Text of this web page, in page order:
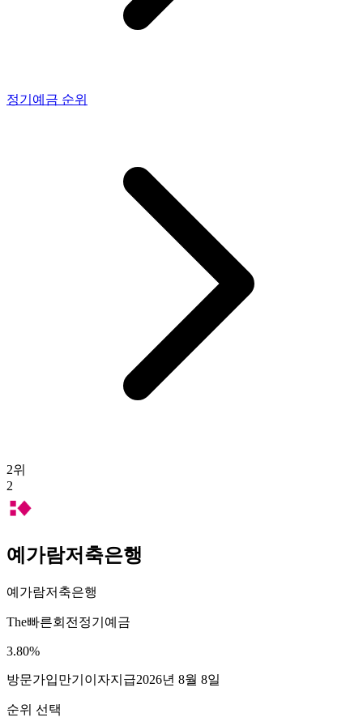
정기예금 순위
2위
2
예가람저축은행
예가람저축은행
The빠른회전정기예금
3.80%
방문가입만기이자지급2026년 8월 8일
순위 선택